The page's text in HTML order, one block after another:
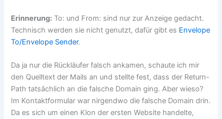
Erinnerung: To: und From: sind nur zur Anzeige gedacht.
Technisch werden sie nicht genutzt, dafür gibt es Envelope
To/Envelope Sender.
Da ja nur die Rückläufer falsch ankamen, schaute ich mir
den Quelltext der Mails an und stellte fest, dass der Return-
Path tatsächlich an die falsche Domain ging. Aber wieso?
Im Kontaktformular war nirgendwo die falsche Domain drin.
Da es sich um einen Klon der ersten Website handelte,